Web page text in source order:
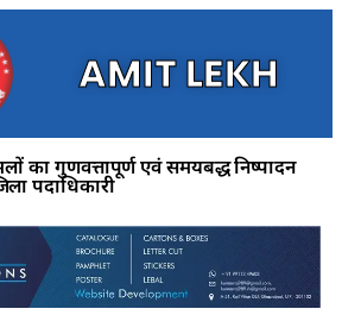
AMIT LEKH
का गुणवत्तापूर्ण एवं समयबद्ध निष्पादन
पदाधिकारी